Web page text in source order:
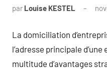
par Louise KESTEL
La domiciliation
l’adresse principale
multitude d’avantages